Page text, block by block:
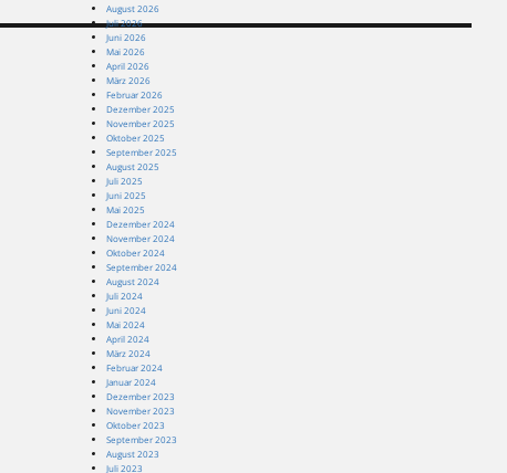
August 2026
Juli 2026
Juni 2026
Mai 2026
April 2026
März 2026
Februar 2026
Dezember 2025
November 2025
Oktober 2025
September 2025
August 2025
Juli 2025
Juni 2025
Mai 2025
Dezember 2024
November 2024
Oktober 2024
September 2024
August 2024
Juli 2024
Juni 2024
Mai 2024
April 2024
März 2024
Februar 2024
Januar 2024
Dezember 2023
November 2023
Oktober 2023
September 2023
August 2023
Juli 2023